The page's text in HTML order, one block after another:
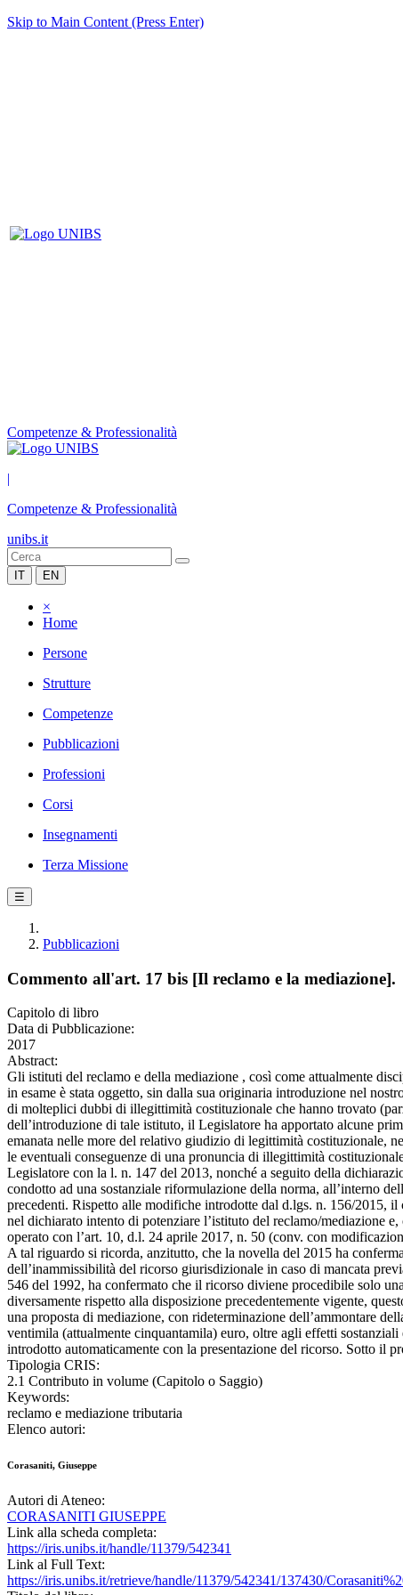
Skip to Main Content (Press Enter)
Competenze & Professionalità
|
Competenze & Professionalità
unibs.it
IT EN
×
Home
Persone
Strutture
Competenze
Pubblicazioni
Professioni
Corsi
Insegnamenti
Terza Missione
☰
Pubblicazioni
Commento all'art. 17 bis [Il reclamo e la mediazione].
Capitolo di libro
Data di Pubblicazione:
2017
Abstract:
Gli istituti del reclamo e della mediazione , così come attualmente
in esame è stata oggetto, sin dalla sua originaria introduzione nel
di molteplici dubbi di illegittimità costituzionale che hanno trovato
dell’introduzione di tale istituto, il Legislatore ha apportato alcune
emanata nelle more del relativo giudizio di legittimità costituzionale,
le eventuali conseguenze di una pronuncia di illegittimità
Legislatore con la l. n. 147 del 2013, nonché a seguito della
condotto ad una sostanziale riformulazione della norma, all’interno
precedenti. Rispetto alle modifiche introdotte dal d.lgs. n. 156/2015,
nel dichiarato intento di potenziare l’istituto del reclamo/mediazione
operato con l’art. 10, d.l. 24 aprile 2017, n. 50 (conv. con
A tal riguardo si ricorda, anzitutto, che la novella del 2015 ha
dell’inammissibilità del ricorso giurisdizionale in caso di mancata
546 del 1992, ha confermato che il ricorso diviene procedibile solo
diversamente rispetto alla disposizione precedentemente vigente,
una proposta di mediazione, con rideterminazione dell’ammontare
ventimila (attualmente cinquantamila) euro, oltre agli effetti
introdotto automaticamente con la presentazione del ricorso. Sotto il
Tipologia CRIS:
2.1 Contributo in volume (Capitolo o Saggio)
Keywords:
reclamo e mediazione tributaria
Elenco autori:
Corasaniti, Giuseppe
Autori di Ateneo:
CORASANITI GIUSEPPE
Link alla scheda completa:
https://iris.unibs.it/handle/11379/542341
Link al Full Text:
https://iris.unibs.it/retrieve/handle/11379/542341/137430/